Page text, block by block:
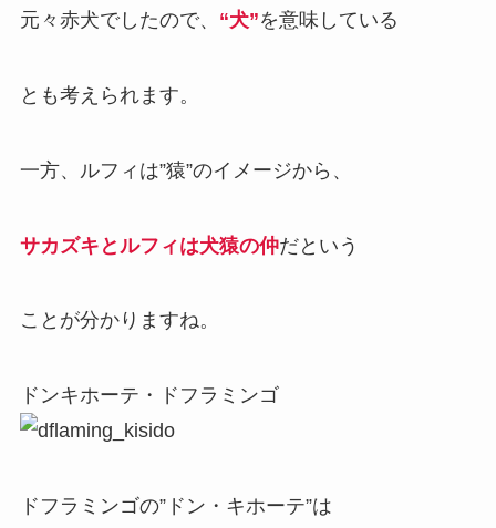
元々赤犬でしたので、 “犬”を意味している
とも考えられます。
一方、ルフィは”猿”のイメージから、
サカズキとルフィは犬猿の仲だという
ことが分かりますね。
ドンキホーテ・ドフラミンゴ
ドフラミンゴの”ドン・キホーテ”は